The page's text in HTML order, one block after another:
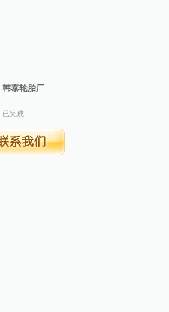
韩泰轮胎厂
已完成